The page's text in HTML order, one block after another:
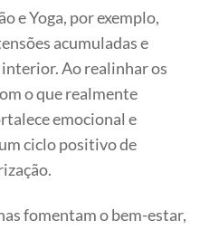
e Yoga, por exemplo,
acumuladas e
Ao realinhar os
o que realmente
emocional e
ciclo positivo de
fomentam o bem-estar,